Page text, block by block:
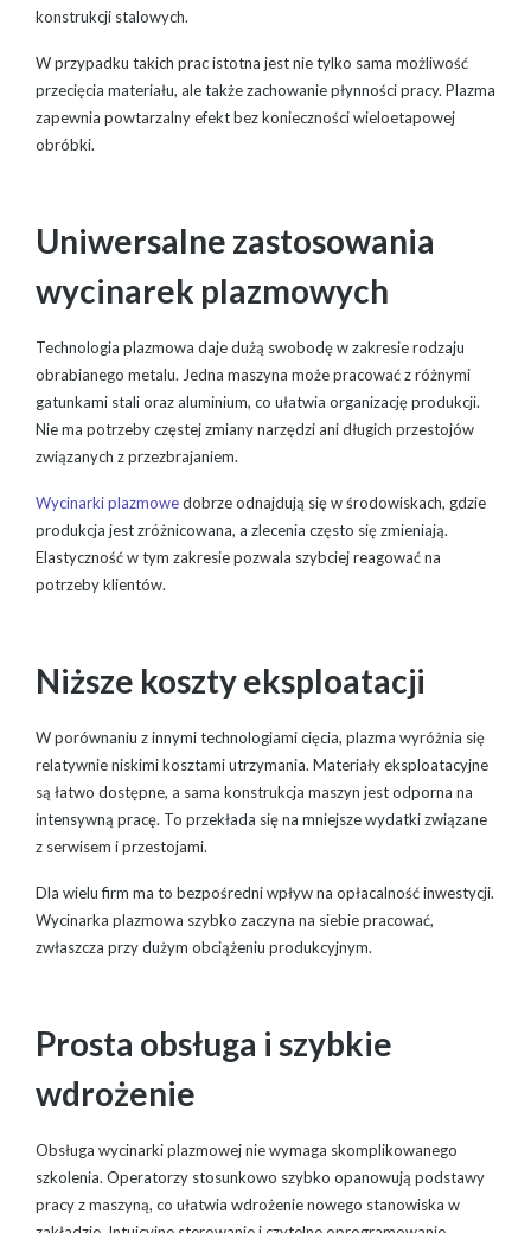
konstrukcji stalowych.
W przypadku takich prac istotna jest nie tylko sama możliwość
przecięcia materiału, ale także zachowanie płynności pracy. Plazma
zapewnia powtarzalny efekt bez konieczności wieloetapowej
obróbki.
Uniwersalne zastosowania
wycinarek plazmowych
Technologia plazmowa daje dużą swobodę w zakresie rodzaju
obrabianego metalu. Jedna maszyna może pracować z różnymi
gatunkami stali oraz aluminium, co ułatwia organizację produkcji.
Nie ma potrzeby częstej zmiany narzędzi ani długich przestojów
związanych z przezbrajaniem.
Wycinarki plazmowedobrze odnajdują się w środowiskach, gdzie
produkcja jest zróżnicowana, a zlecenia często się zmieniają.
Elastyczność w tym zakresie pozwala szybciej reagować na
potrzeby klientów.
Niższe koszty eksploatacji
W porównaniu z innymi technologiami cięcia, plazma wyróżnia się
relatywnie niskimi kosztami utrzymania. Materiały eksploatacyjne
są łatwo dostępne, a sama konstrukcja maszyn jest odporna na
intensywną pracę. To przekłada się na mniejsze wydatki związane
z serwisem i przestojami.
Dla wielu firm ma to bezpośredni wpływ na opłacalność inwestycji.
Wycinarka plazmowa szybko zaczyna na siebie pracować,
zwłaszcza przy dużym obciążeniu produkcyjnym.
Prosta obsługa i szybkie
wdrożenie
Obsługa wycinarki plazmowej nie wymaga skomplikowanego
szkolenia. Operatorzy stosunkowo szybko opanowują podstawy
pracy z maszyną, co ułatwia wdrożenie nowego stanowiska w